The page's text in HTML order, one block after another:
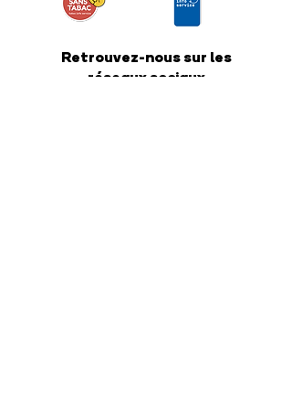
Retrouvez-nous sur les
réseaux sociaux